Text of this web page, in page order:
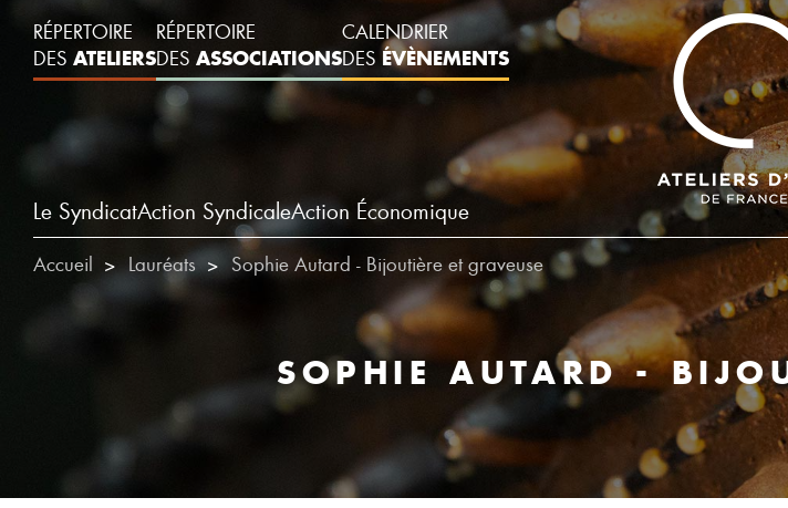
RÉPERTOIRE
DES ATELIERS
RÉPERTOIRE
DES ASSOCIATIONS
CALENDRIER
DES ÉVÈNEMENTS
Le SyndicatAction SyndicaleAction Économique
Accueil Lauréats Sophie Autard - Bijoutière et graveuse
SOPHIE AUTARD -